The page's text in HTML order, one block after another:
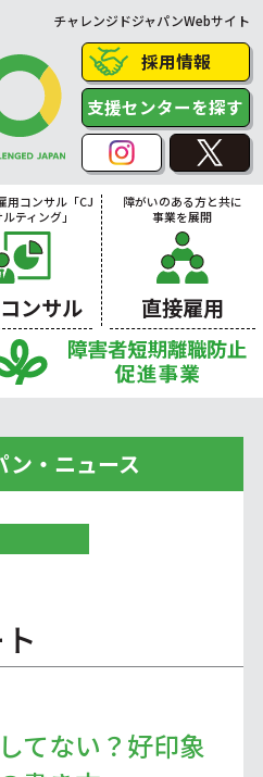
チャレンジドジャパンWebサイト
採用情報
支援センターを探す
用コンサル「CJ
ティング」
ンサル
障がいのある方と共に
事業を展開
直接雇用
ン・ニュース
てない？好印象